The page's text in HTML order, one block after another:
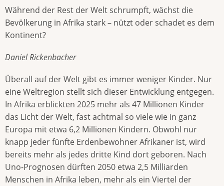
Während der Rest der Welt schrumpft, wächst die
Bevölkerung in Afrika stark – nützt oder schadet es dem
Kontinent?
Daniel Rickenbacher
Überall auf der Welt gibt es immer weniger Kinder. Nur
eine Weltregion stellt sich dieser Entwicklung entgegen.
In Afrika erblickten 2025 mehr als 47 Millionen Kinder
das Licht der Welt, fast achtmal so viele wie in ganz
Europa mit etwa 6,2 Millionen Kindern. Obwohl nur
knapp jeder fünfte Erdenbewohner Afrikaner ist, wird
bereits mehr als jedes dritte Kind dort geboren. Nach
Uno-Prognosen dürften 2050 etwa 2,5 Milliarden
Menschen in Afrika leben, mehr als ein Viertel der